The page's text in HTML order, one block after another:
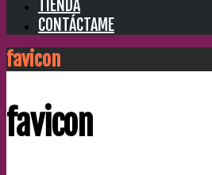
TIENDA
CONTÁCTAME
favicon
favicon